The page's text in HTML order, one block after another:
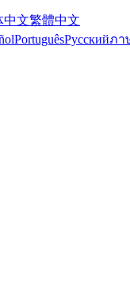
中文繁體中文
PortuguêsРусскийภา